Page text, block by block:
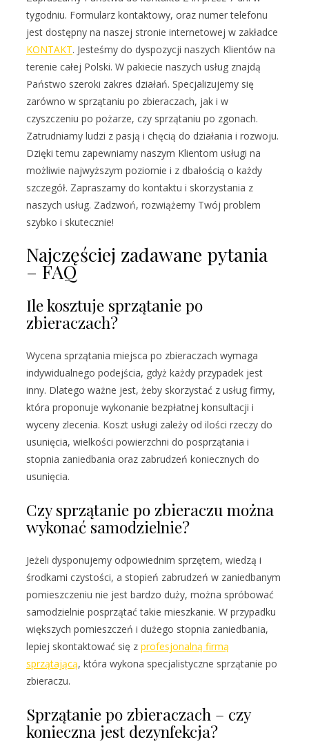
tygodniu. Formularz kontaktowy, oraz numer telefonu
jest dostępny na naszej stronie internetowej w zakładce
KONTAKT. Jesteśmy do dyspozycji naszych Klientów na
terenie całej Polski. W pakiecie naszych usług znajdą
Państwo szeroki zakres działań. Specjalizujemy się
zarówno w sprzątaniu po zbieraczach, jak i w
czyszczeniu po pożarze, czy sprzątaniu po zgonach.
Zatrudniamy ludzi z pasją i chęcią do działania i rozwoju.
Dzięki temu zapewniamy naszym Klientom usługi na
możliwie najwyższym poziomie i z dbałością o każdy
szczegół. Zapraszamy do kontaktu i skorzystania z
naszych usług. Zadzwoń, rozwiążemy Twój problem
szybko i skutecznie!
Najczęściej zadawane pytania
– FAQ
Ile kosztuje sprzątanie po
zbieraczach?
Wycena sprzątania miejsca po zbieraczach wymaga
indywidualnego podejścia, gdyż każdy przypadek jest
inny. Dlatego ważne jest, żeby skorzystać z usług firmy,
która proponuje wykonanie bezpłatnej konsultacji i
wyceny zlecenia. Koszt usługi zależy od ilości rzeczy do
usunięcia, wielkości powierzchni do posprzątania i
stopnia zaniedbania oraz zabrudzeń koniecznych do
usunięcia.
Czy sprzątanie po zbieraczu można
wykonać samodzielnie?
Jeżeli dysponujemy odpowiednim sprzętem, wiedzą i
środkami czystości, a stopień zabrudzeń w zaniedbanym
pomieszczeniu nie jest bardzo duży, można spróbować
samodzielnie posprzątać takie mieszkanie. W przypadku
większych pomieszczeń i dużego stopnia zaniedbania,
lepiej skontaktować się z profesjonalną firmą
sprzątającą, która wykona specjalistyczne sprzątanie po
zbieraczu.
Sprzątanie po zbieraczach – czy
konieczna jest dezynfekcja?